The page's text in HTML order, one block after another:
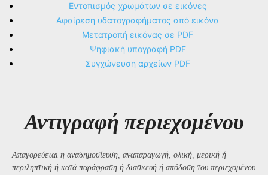
Εντοπισμός χρωμάτων σε εικόνες
Αφαίρεση υδατογραφήματος από εικόνα
Μετατροπή εικόνας σε PDF
Ψηφιακή υπογραφή PDF
Συγχώνευση αρχείων PDF
Αντιγραφή περιεχομένου
Απαγορεύεται η αναδημοσίευση, αναπαραγωγή, ολική, μερική ή
περιληπτική ή κατά παράφραση ή διασκευή ή απόδοση του περιεχομένου